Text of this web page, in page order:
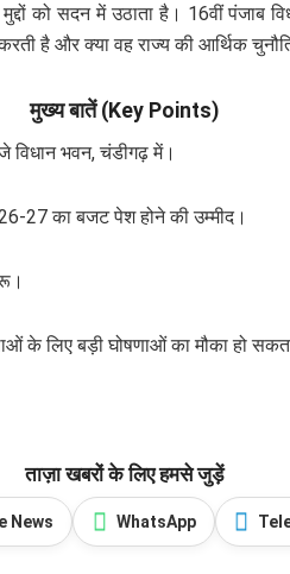
मुद्दों को सदन में उठाता है। 16वीं
है और क्या वह राज्य की आर्थिक
मुख्य बातें (Key Points)
विधान भवन, चंडीगढ़ में।
27 का बजट पेश होने की उम्मीद।
के लिए बड़ी घोषणाओं का मौका हो
ताज़ा खबरों के लिए हमसे जुड़ें
News WhatsApp